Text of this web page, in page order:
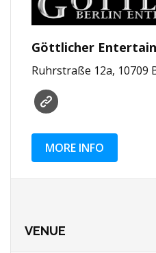
Göttlicher
Ruhrstraße 12a, 10709
MORE INFO
VENUE